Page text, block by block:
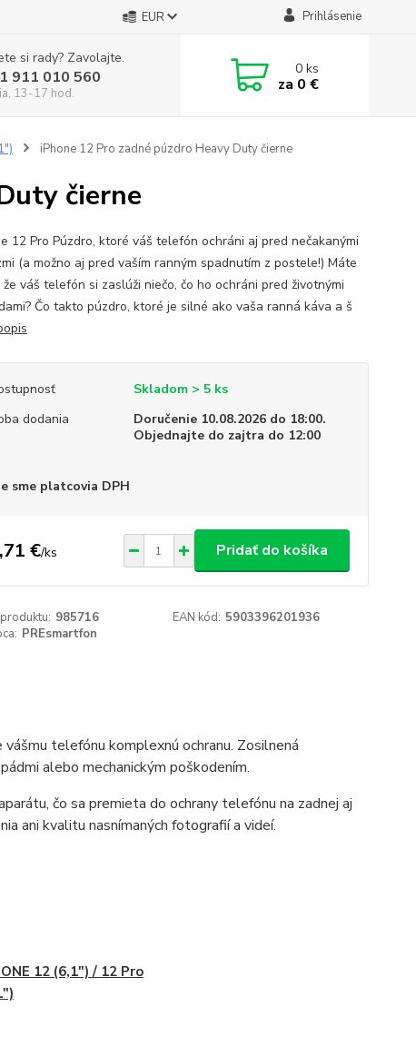
EUR Prihlásenie
si rady? Zavolajte.
911 010 560
13-17 hod.
0ks
za 0 €
iPhone 12 Pro zadné púzdro Heavy Duty čierne
čierne
12 Pro Púzdro, ktoré váš telefón ochráni aj pred nečakanými
(a možno aj pred vaším ranným spadnutím z postele!) Máte
že váš telefón si zaslúži niečo, čo ho ochráni pred životnými
Čo takto púzdro, ktoré je silné ako vaša ranná káva a š
Skladom > 5 ks
dodania
Doručenie 10.08.2026 do 18:00.
Objednajte do zajtra do 12:00
sme platcovia DPH
€/ks Pridať do košíka
985716 EAN kód: 5903396201936
PREsmartfon
telefónu komplexnú ochranu. Zosilnená
alebo mechanickým poškodením.
čo sa premieta do ochrany telefónu na zadnej aj
ani kvalitu nasnímaných fotografií a videí.
12 (6,1") / 12 Pro